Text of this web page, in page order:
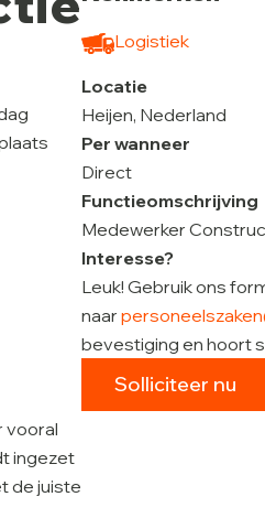
vooral
ingezet
de juiste
Logistiek
Locatie
Heijen, Nederland
Per wanneer
Direct
Functieomschrijving
Medewerker
Interesse?
Leuk! Gebruik ons
naar
bevestiging en hoort
Solliciteer nu